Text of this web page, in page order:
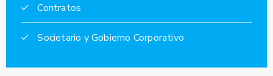
Contratos
Societario y Gobierno Corporativo